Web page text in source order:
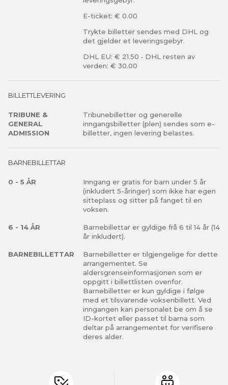
E-ticket: € 0.00
Trykte billetter sendes med DHL og
det gjelder et leveringsgebyr.
DHL EU: € 21.50 • DHL resten av
verden: € 30.00
BILLETTLEVERING
TRIBUNE &
GENERAL
ADMISSION
Tribunebilletter og generelle
inngangsbilletter (plen) sendes som e-
billetter, ingen levering belastes.
BARNEBILLETTAR
0 - 5 ÅR
Inngang er gratis for barn under 5 år
(inkludert 5-åringer) som ikke har egen
sitteplass og sitter på fanget til en
voksen.
6 - 14 ÅR
Barnebillettar er gyldige frå 6 til 14 år (14
år inkludert).
BARNEBILLETTAR
Barnebilletter er tilgjengelige for dette
arrangementet. Se
aldersgrenseinformasjonen som er
oppgitt i billettlisten ovenfor.
Barnebilletter er kun gyldige i følge
med et tilsvarende voksenbillett. Ved
inngangen kan personalet be om å se
ID-kortet eller passet til barna som
deltar på arrangementet for verifisere
deres alder.